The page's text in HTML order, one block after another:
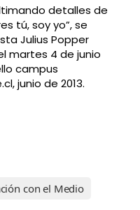
detalles de
tú, soy yo”, se
Julius Popper
martes 4 de junio
campus
junio de 2013.
con el Medio